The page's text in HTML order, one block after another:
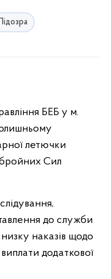
БЕБ у м.
летючки
Сил
до служби
наказів щодо
додаткової